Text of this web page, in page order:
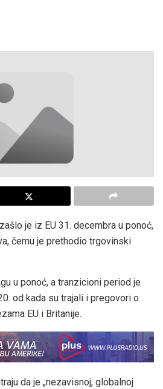
je iz EU 31. decembra u ponoć,
čemu je prethodio trgovinski
u ponoć, a tranzicioni period je
od kada su trajali i pregovori o
EU i Britanije.
da je „nezavisnoj, globalnoj